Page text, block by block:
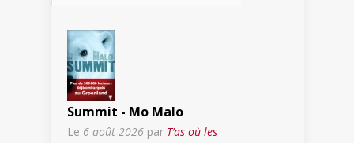
Summit - Mo Malo
Le 6 août 2026 par T’as où les